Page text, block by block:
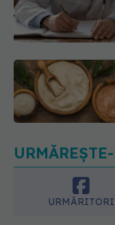
URMĂRITORI